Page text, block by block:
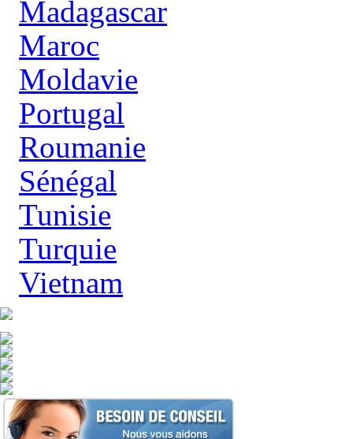
Madagascar
Maroc
Moldavie
Portugal
Roumanie
Sénégal
Tunisie
Turquie
Vietnam